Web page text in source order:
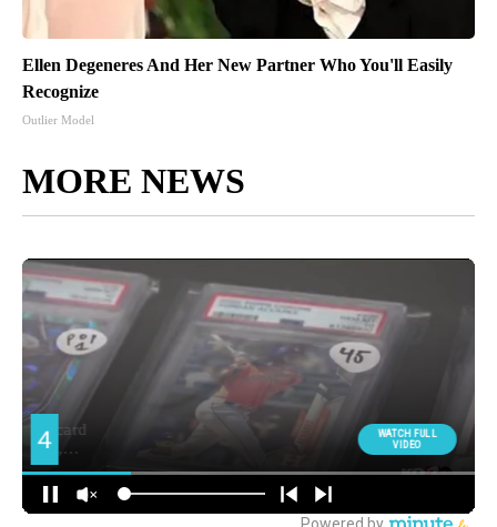
Ellen Degeneres And Her New Partner Who You'll Easily
Recognize
Outlier Model
MORE NEWS